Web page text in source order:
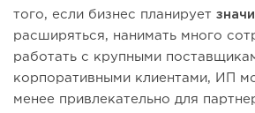
того, если бизнес планирует
расширяться, нанимать много
работать с крупными
корпоративными клиентами, ИП
менее привлекательно для